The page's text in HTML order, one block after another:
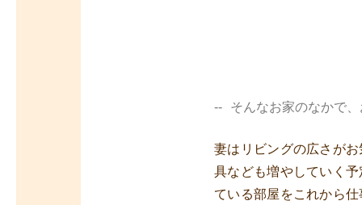
そんなお家のなかで
妻はリビングの広さが
具なども増やしていく
ている部屋をこれから